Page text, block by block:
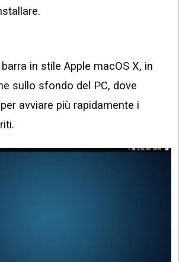
in stile Apple macOS X, in
sullo sfondo del PC, dove
avviare più rapidamente i